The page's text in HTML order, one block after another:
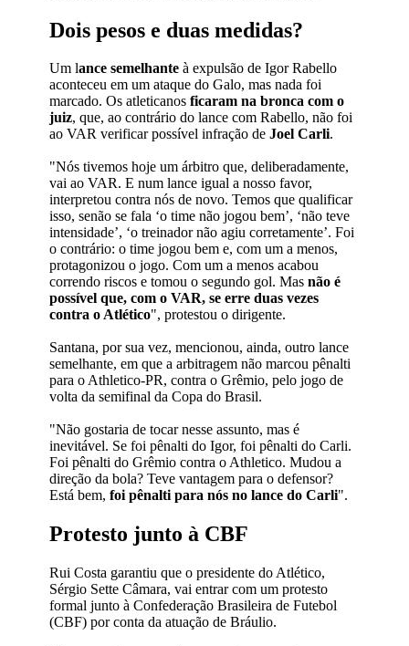
Dois pesos e duas medidas?
Um lance semelhante à expulsão de Igor Rabello
aconteceu em um ataque do Galo, mas nada foi
marcado. Os atleticanos ficaram na bronca com o
juiz, que, ao contrário do lance com Rabello, não foi
ao VAR verificar possível infração de Joel Carli.
"Nós tivemos hoje um árbitro que, deliberadamente,
vai ao VAR. E num lance igual a nosso favor,
interpretou contra nós de novo. Temos que qualificar
isso, senão se fala ‘o time não jogou bem’, ‘não teve
intensidade’, ‘o treinador não agiu corretamente’. Foi
o contrário: o time jogou bem e, com um a menos,
protagonizou o jogo. Com um a menos acabou
correndo riscos e tomou o segundo gol. Mas não é
possível que, com o VAR, se erre duas vezes
contra o Atlético", protestou o dirigente.
Santana, por sua vez, mencionou, ainda, outro lance
semelhante, em que a arbitragem não marcou pênalti
para o Athletico-PR, contra o Grêmio, pelo jogo de
volta da semifinal da Copa do Brasil.
"Não gostaria de tocar nesse assunto, mas é
inevitável. Se foi pênalti do Igor, foi pênalti do Carli.
Foi pênalti do Grêmio contra o Athletico. Mudou a
direção da bola? Teve vantagem para o defensor?
Está bem, foi pênalti para nós no lance do Carli".
Protesto junto à CBF
Rui Costa garantiu que o presidente do Atlético,
Sérgio Sette Câmara, vai entrar com um protesto
formal junto à Confederação Brasileira de Futebol
(CBF) por conta da atuação de Bráulio.